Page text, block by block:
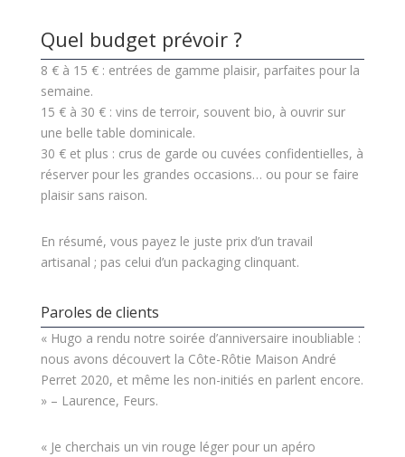
Quel budget prévoir ?
8 € à 15 € : entrées de gamme plaisir, parfaites pour la
semaine.
15 € à 30 € : vins de terroir, souvent bio, à ouvrir sur
une belle table dominicale.
30 € et plus : crus de garde ou cuvées confidentielles, à
réserver pour les grandes occasions… ou pour se faire
plaisir sans raison.
En résumé, vous payez le juste prix d’un travail
artisanal ; pas celui d’un packaging clinquant.
Paroles de clients
« Hugo a rendu notre soirée d’anniversaire inoubliable :
nous avons découvert la Côte-Rôtie Maison André
Perret 2020, et même les non-initiés en parlent encore.
» – Laurence, Feurs.
« Je cherchais un vin rouge léger pour un apéro